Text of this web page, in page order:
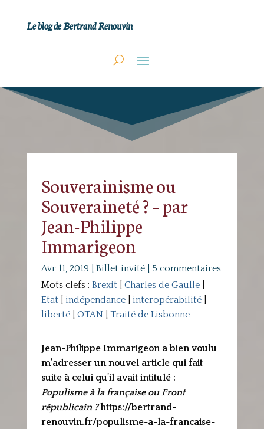
Le blog de Bertrand Renouvin
Souverainisme ou
Souveraineté ? – par
Jean-Philippe
Immarigeon
Avr 11, 2019 Billet invité| 5 commentaires
Mots clefs : Brexit| Charles de Gaulle|
Etat| indépendance| interopérabilité|
liberté| OTAN| Traité de Lisbonne
Jean-Philippe Immarigeon a bien voulu
m’adresser un nouvel article qui fait
suite à celui qu’il avait intitulé :
Populisme à la française ou Front
républicain ?https://bertrand-
renouvin.fr/populisme-a-la-francaise-